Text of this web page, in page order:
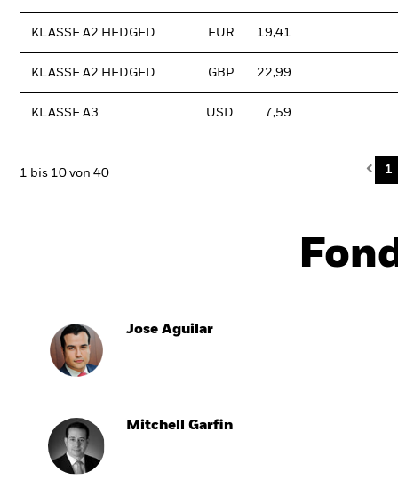
KLASSE A2 HEDGED EUR 19,41
KLASSE A2 HEDGED GBP 22,99
KLASSE A3 USD 7,59
1 bis 10 von 40 1
Jose Aguilar
Mitchell Garfin